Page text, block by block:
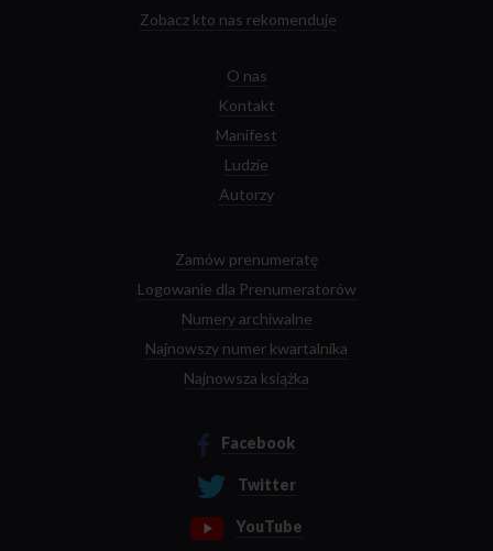
Zobacz kto nas rekomenduje
O nas
Kontakt
Manifest
Ludzie
Autorzy
Zamów prenumeratę
Logowanie dla Prenumeratorów
Numery archiwalne
Najnowszy numer kwartalnika
Najnowsza książka
Facebook
Twitter
YouTube